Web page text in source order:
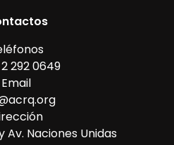
292 0649
Email
Naciones Unidas